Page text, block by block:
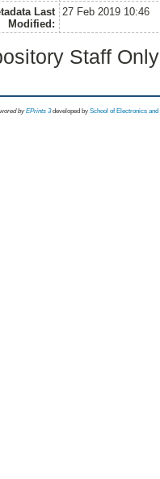
Last
Modified:
27 Feb 2019 10:46
Staff
byEPrints 3 developed by School of Electronics